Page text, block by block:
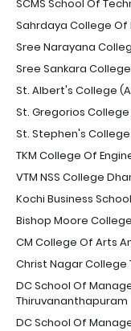
SCMS School Of
Sahrdaya College Of
Sree Narayana
Sree Sankara
St. Albert's College
St. Gregorios
St. Stephen's
TKM College Of
VTM NSS College
Kochi Business School
Bishop Moore
CM College Of Arts
Christ Nagar College
DC School Of
Thiruvananthapuram
DC School Of